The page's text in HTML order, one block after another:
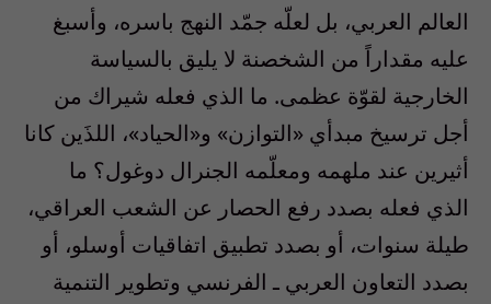
العالم العربي، بل لعلّه جمّد النهج باسره، وأسبغ
عليه مقداراً من الشخصنة لا يليق بالسياسة
الخارجية لقوّة عظمى. ما الذي فعله شيراك من
أجل ترسيخ مبدأي «التوازن» و«الحياد»، اللذَين كانا
أثيرين عند ملهمه ومعلّمه الجنرال دوغول؟ ما
الذي فعله بصدد رفع الحصار عن الشعب العراقي،
طيلة سنوات، أو بصدد تطبيق اتفاقيات أوسلو، أو
بصدد التعاون العربي ـ الفرنسي وتطوير التنمية